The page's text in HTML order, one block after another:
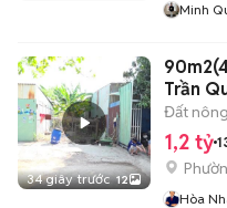
Minh
34 giây trước 12
Trần
Đất
1,2 tỷ
Hòa